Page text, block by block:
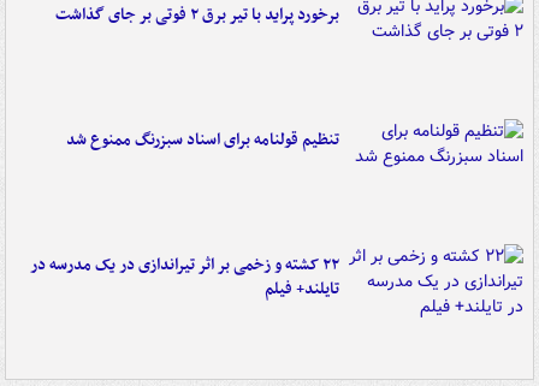
برخورد پراید با تیر برق ۲ فوتی بر جای گذاشت
تنظیم قولنامه برای اسناد سبزرنگ ممنوع شد
۲۲ کشته و زخمی بر اثر تیراندازی در یک مدرسه در
تایلند+ فیلم